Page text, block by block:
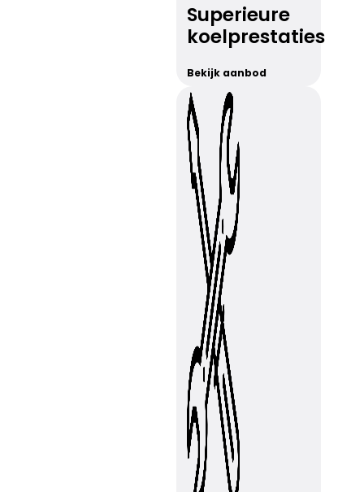
Superieure
koelprestaties
Bekijk aanbod